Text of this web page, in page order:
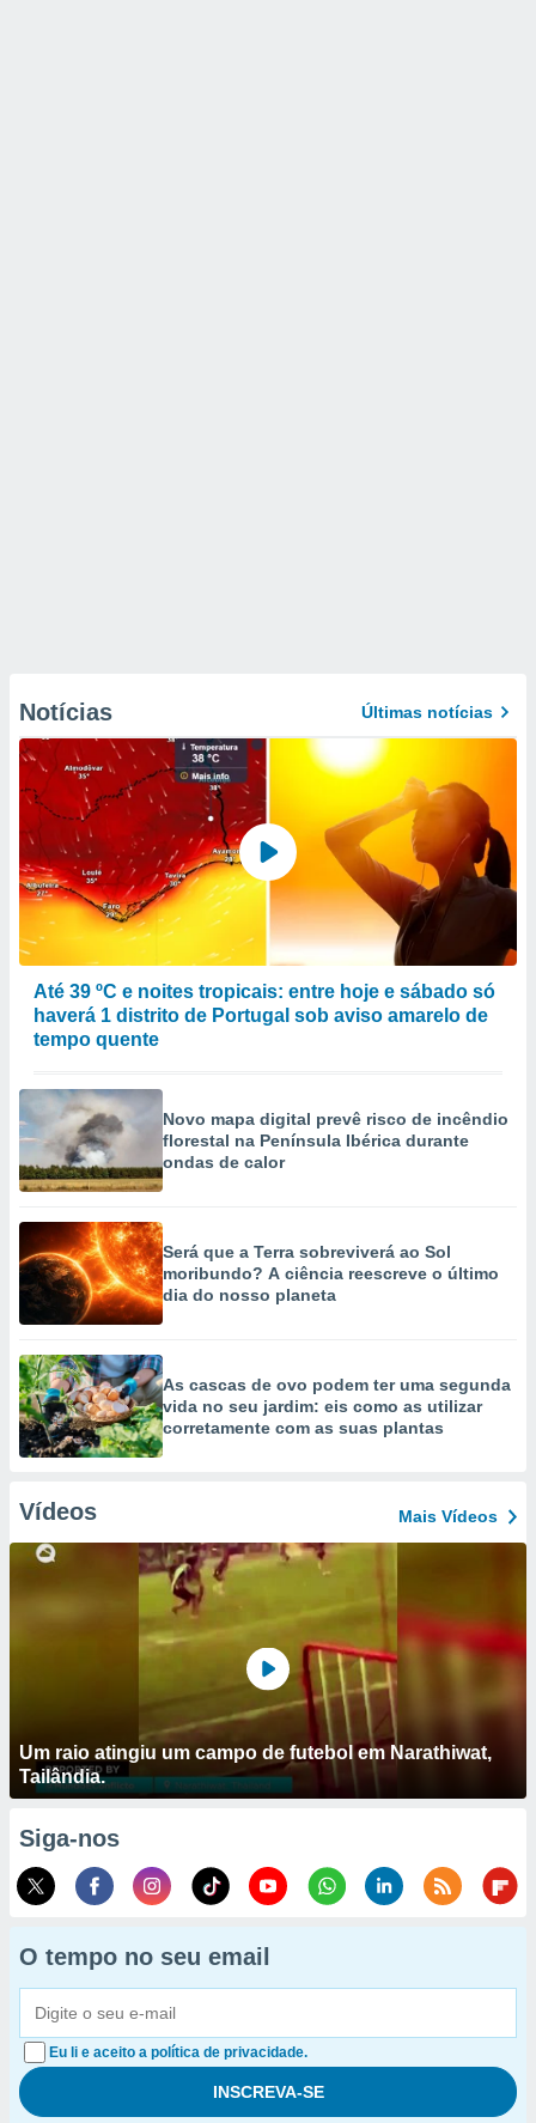
Notícias Últimas notícias
Até 39 ºC e noites tropicais: entre hoje e sábado só
haverá 1 distrito de Portugal sob aviso amarelo de
tempo quente
Novo mapa digital prevê risco de incêndio
florestal na Península Ibérica durante
ondas de calor
Será que a Terra sobreviverá ao Sol
moribundo? A ciência reescreve o último
dia do nosso planeta
As cascas de ovo podem ter uma segunda
vida no seu jardim: eis como as utilizar
corretamente com as suas plantas
Vídeos Mais Vídeos
Um raio atingiu um campo de futebol em Narathiwat,
Tailândia.
Siga-nos
O tempo no seu email
Eu li e aceito a política de privacidade.